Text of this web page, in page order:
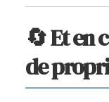
🔄 Et en
de